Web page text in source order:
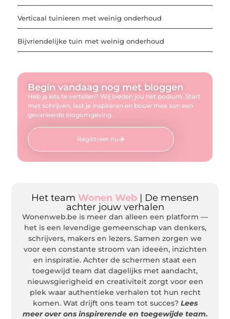
Verticaal tuinieren met weinig onderhoud
Bijvriendelijke tuin met weinig onderhoud
Begin vandaag nog met bloggen
Heb je iets te vertellen? Wij bieden jou het podium. Start
met schrijven, laat je inspireren en bouw mee aan een
gevarieerde blogomgeving.
Registreer nu
Het team Wonen Web | De mensen
achter jouw verhalen
Wonenweb.be is meer dan alleen een platform —
het is een levendige gemeenschap van denkers,
schrijvers, makers en lezers. Samen zorgen we
voor een constante stroom van ideeën, inzichten
en inspiratie. Achter de schermen staat een
toegewijd team dat dagelijks met aandacht,
nieuwsgierigheid en creativiteit zorgt voor een
plek waar authentieke verhalen tot hun recht
komen. Wat drijft ons team tot succes? Lees
meer over ons inspirerende en toegewijde team.